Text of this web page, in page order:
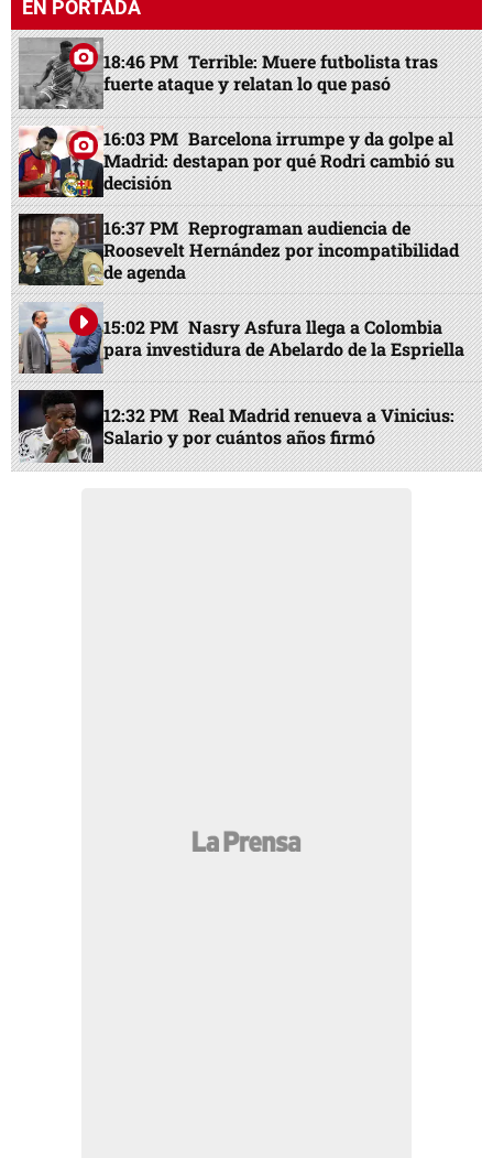
EN PORTADA
18:46 PM Terrible: Muere futbolista tras
fuerte ataque y relatan lo que pasó
16:03 PM Barcelona irrumpe y da golpe al
Madrid: destapan por qué Rodri cambió su
decisión
16:37 PM Reprograman audiencia de
Roosevelt Hernández por incompatibilidad
de agenda
15:02 PM Nasry Asfura llega a Colombia
para investidura de Abelardo de la Espriella
12:32 PM Real Madrid renueva a Vinicius:
Salario y por cuántos años firmó